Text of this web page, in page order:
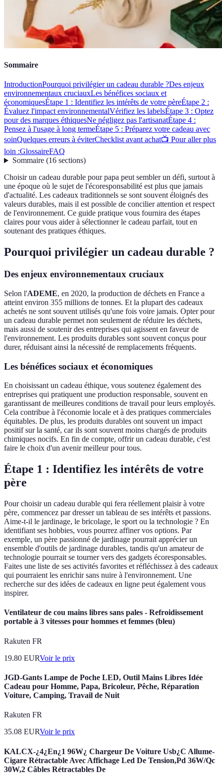
Sommaire
IntroductionPourquoi privilégier un cadeau durable ?Des enjeux
environnementaux cruciauxLes bénéfices sociaux et
économiquesÉtape 1 : Identifiez les intérêts de votre pèreÉtape 2 :
Évaluez l'impact environnementalVérifiez les labelsÉtape 3 : Optez
pour des marques éthiquesNe négligez pas l'artisanatÉtape 4 :
Pensez à l'usage à long termeÉtape 5 : Préparez votre cadeau avec
soinQuelques erreurs à éviterChecklist avant achat📺 Pour aller plus
loin :GlossaireFAQ
Sommaire(16 sections)
Choisir un cadeau durable pour papa peut sembler un défi, surtout à
une époque où le sujet de l'écoresponsabilité est plus que jamais
d'actualité. Les cadeaux traditionnels se sont souvent éloignés des
valeurs durables, mais il est possible de concilier attention et respect
de l'environnement. Ce guide pratique vous fournira des étapes
claires pour vous aider à sélectionner le cadeau parfait, tout en
soutenant des pratiques éthiques.
Pourquoi privilégier un cadeau durable ?
Des enjeux environnementaux cruciaux
Selon l'ADEME, en 2020, la production de déchets en France a
atteint environ 355 millions de tonnes. Et la plupart des cadeaux
achetés ne sont souvent utilisés qu'une fois voire jamais. Opter pour
un cadeau durable permet non seulement de réduire les déchets,
mais aussi de soutenir des entreprises qui agissent en faveur de
l'environnement. Les produits durables sont souvent conçus pour
durer, réduisant ainsi la nécessité de remplacements fréquents.
Les bénéfices sociaux et économiques
En choisissant un cadeau éthique, vous soutenez également des
entreprises qui pratiquent une production responsable, souvent en
garantissant de meilleures conditions de travail pour leurs employés.
Cela contribue à l'économie locale et à des pratiques commerciales
équitables. De plus, les produits durables ont souvent un impact
positif sur la santé, car ils sont souvent moins chargés de produits
chimiques nocifs. En fin de compte, offrir un cadeau durable, c'est
faire le choix d'un avenir meilleur pour tous.
Étape 1 : Identifiez les intérêts de votre
père
Pour choisir un cadeau durable qui fera réellement plaisir à votre
père, commencez par dresser un tableau de ses intérêts et passions.
Aime-t-il le jardinage, le bricolage, le sport ou la technologie ? En
identifiant ses hobbies, vous pourrez affiner vos options. Par
exemple, un père passionné de jardinage pourrait apprécier un
ensemble d'outils de jardinage durables, tandis qu'un amateur de
technologie pourrait se tourner vers des gadgets écoresponsables.
Faites une liste de ses activités favorites et réfléchissez à des cadeaux
qui pourraient les enrichir sans nuire à l'environnement. Une
recherche sur des idées de cadeaux en ligne peut également vous
inspirer.
Ventilateur de cou mains libres sans pales - Refroidissement
portable à 3 vitesses pour hommes et femmes (bleu)
Rakuten FR
19.80 EURVoir le prix
JGD-Gants Lampe de Poche LED, Outil Mains Libres Idée
Cadeau pour Homme, Papa, Bricoleur, Pêche, Réparation
Voiture, Camping, Travail de Nuit
Rakuten FR
35.08 EURVoir le prix
KALCX-¿4¿En¿1 96W¿ Chargeur De Voiture Usb¿C Allume-
Cigare Rétractable Avec Affichage Led De Tension,Pd 36W/Qc
30W,2 Câbles Rétractables De